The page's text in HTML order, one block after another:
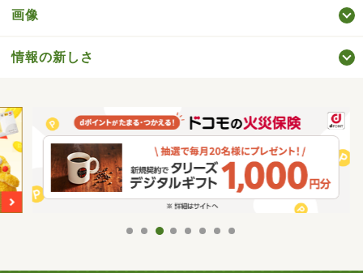
画像
情報の新しさ